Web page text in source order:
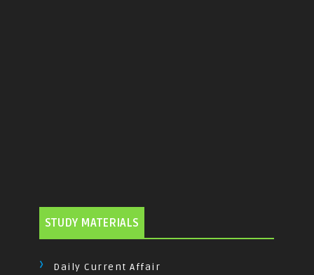
STUDY MATERIALS
Daily Current Affair